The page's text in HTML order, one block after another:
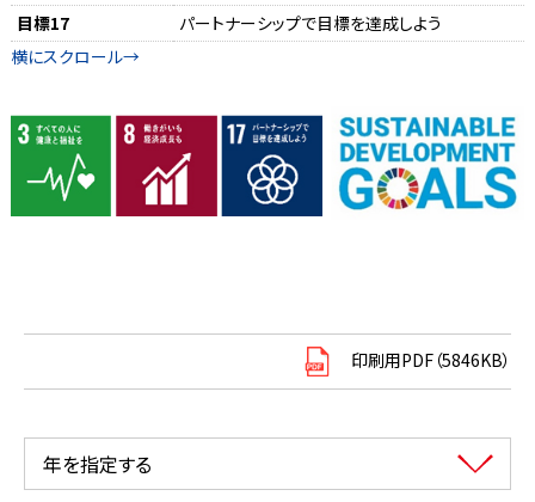
目標17
パートナーシップで目標を達成しよう
印刷用PDF（5846KB）
年を指定する